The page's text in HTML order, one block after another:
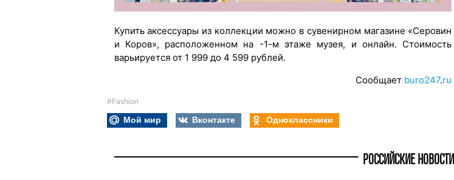
Купить аксессуары из коллекции можно в сувенирном магазине «Серовин
и Коров», расположенном на -1-м этаже музея, и онлайн. Стоимость
варьируется от 1 999 до 4 599 рублей.
Сообщает buro247.ru
#Fashion
Мой мир Вконтакте Одноклассники
РОССИЙСКИЕ НОВОСТИ